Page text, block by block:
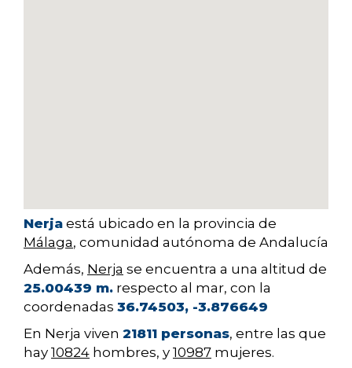
Nerja está ubicado en la provincia de
Málaga, comunidad autónoma de Andalucía
Además, Nerja se encuentra a una altitud de
25.00439 m. respecto al mar, con la
coordenadas 36.74503, -3.876649
En Nerja viven 21811 personas, entre las que
hay 10824 hombres, y 10987 mujeres.